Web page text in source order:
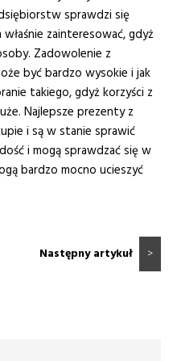
sprawdzi się
zainteresować, gdyż
Zadowolenie z
być bardzo wysokie i jak
takiego, gdyż korzyści z
Najlepsze prezenty z
i są w stanie sprawić
i mogą sprawdzać się w
bardzo mocno ucieszyć
Następny artykuł >